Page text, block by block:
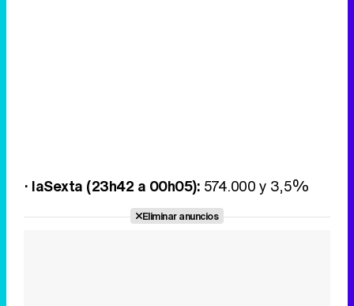
· laSexta (23h42 a 00h05): 574.000 y 3,5%
Eliminar anuncios